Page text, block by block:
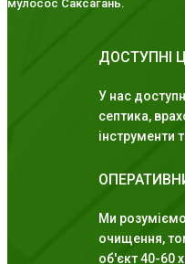
мулосос Саксагань.
ДОСТУПНІ
У нас
септика,
інструменти
Ми
очищення,
об'єкт 40-60